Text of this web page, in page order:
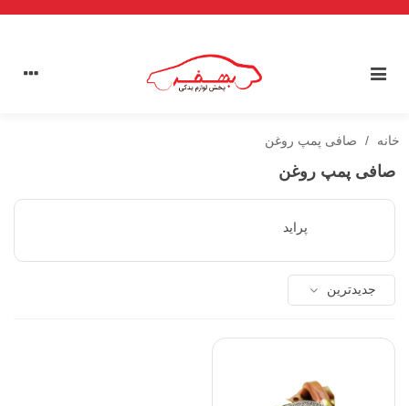
خانه / صافی پمپ روغن
صافی پمپ روغن
پراید
جدیدترین